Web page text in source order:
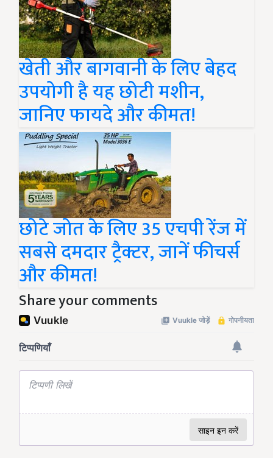
खेती और बागवानी के लिए बेहद
उपयोगी है यह छोटी मशीन,
जानिए फायदे और कीमत!
छोटे जोत के लिए 35 एचपी रेंज में
सबसे दमदार ट्रैक्टर, जानें फीचर्स
और कीमत!
Share your comments